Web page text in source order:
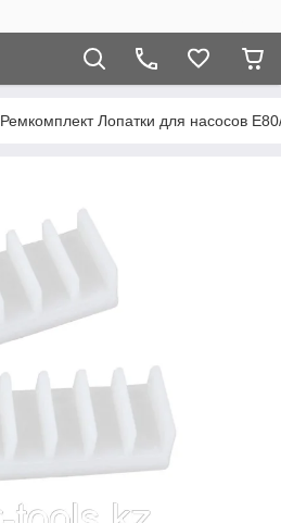
Ремкомплект Лопатки для насосов